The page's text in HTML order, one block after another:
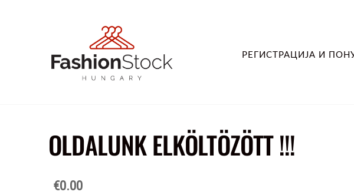
РЕГИСТРАЦИЈА И
OLDALUNK ELKÖLTÖZÖTT !!!
€0.00